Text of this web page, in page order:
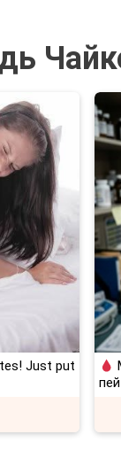
Just put